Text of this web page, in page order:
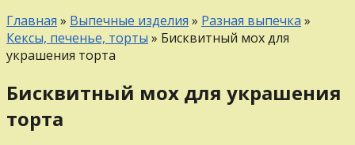
Главная » Выпечные изделия » Разная выпечка »
Кексы, печенье, торты » Бисквитный мох для
украшения торта
Бисквитный мох для украшения
торта